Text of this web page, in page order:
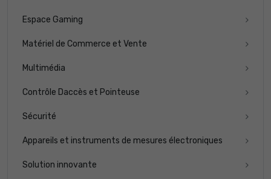
Espace Gaming
Matériel de Commerce et Vente
Multimédia
Contrôle Daccès et Pointeuse
Sécurité
Appareils et instruments de mesures électroniques
Solution innovante